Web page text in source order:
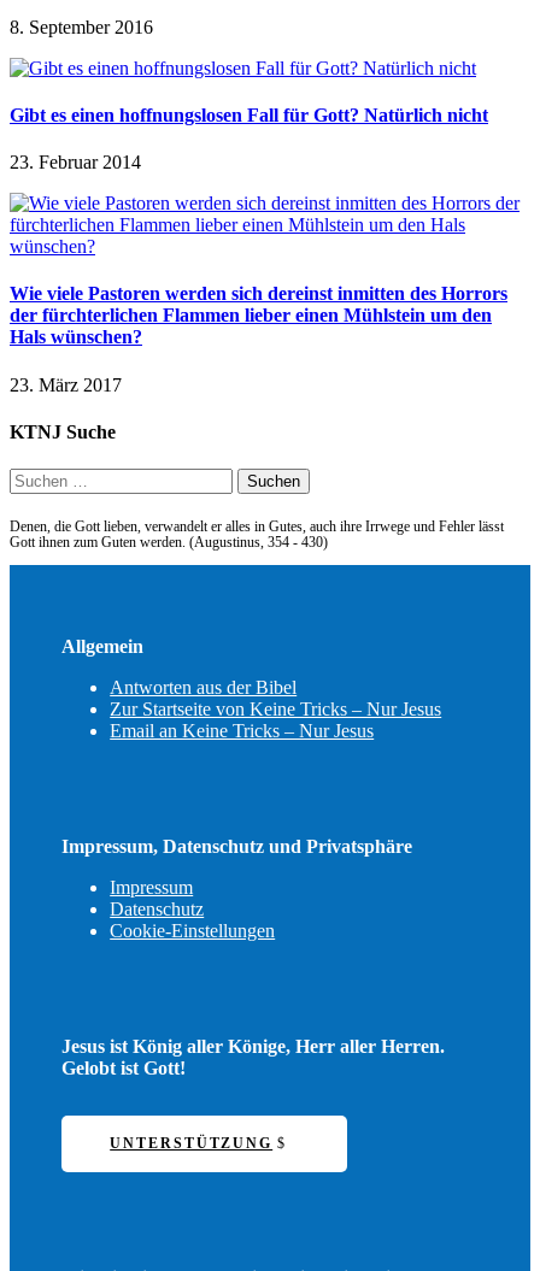
8. September 2016
Gibt es einen hoffnungslosen Fall für Gott? Natürlich nicht
23. Februar 2014
Wie viele Pastoren werden sich dereinst inmitten des Horrors
der fürchterlichen Flammen lieber einen Mühlstein um den
Hals wünschen?
23. März 2017
KTNJ Suche
Suchen
nach:
Denen, die Gott lieben, verwandelt er alles in Gutes, auch ihre Irrwege und Fehler lässt
Gott ihnen zum Guten werden. (Augustinus, 354 - 430)
Allgemein
Antworten aus der Bibel
Zur Startseite von Keine Tricks – Nur Jesus
Email an Keine Tricks – Nur Jesus
Impressum, Datenschutz und Privatsphäre
Impressum
Datenschutz
Cookie-Einstellungen
Jesus ist König aller Könige, Herr aller Herren.
Gelobt ist Gott!
UNTERSTÜTZUNG